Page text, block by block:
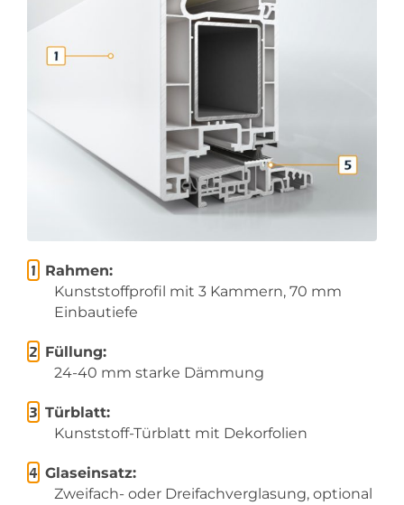
Rahmen:
Kunststoffprofil mit 3 Kammern, 70 mm
Einbautiefe
Füllung:
24-40 mm starke Dämmung
Türblatt:
Kunststoff-Türblatt mit Dekorfolien
Glaseinsatz:
Zweifach- oder Dreifachverglasung, optional